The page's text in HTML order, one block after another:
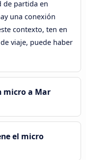
de partida en
una conexión
contexto, ten en
viaje, puede haber
micro a Mar
el micro